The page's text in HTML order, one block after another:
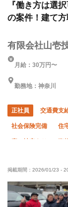
『働き方は選
の案件！建て
有限会社山壱
月給：30万円〜
勤務地：神奈川
正社員 交通費支
社会保険完備 住
車・バイク通勤OK
掲載期間： 2026/01/23 -